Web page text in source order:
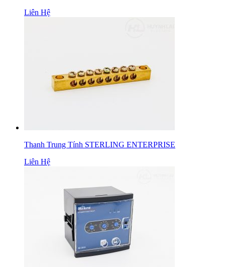
Liên Hệ
Thanh Trung Tính STERLING ENTERPRISE
Liên Hệ